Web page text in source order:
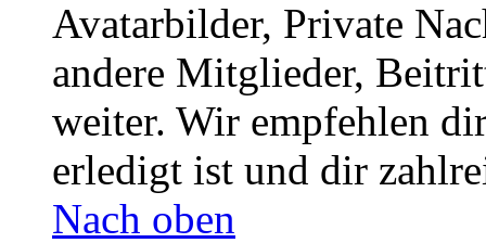
Avatarbilder, Private
andere Mitglieder,
weiter. Wir empfehlen
erledigt ist und dir
Nach oben